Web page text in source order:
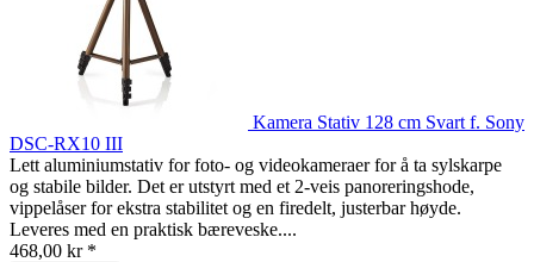
Kamera Stativ 128 cm Svart f. Sony
DSC-RX10 III
Lett aluminiumstativ for foto- og videokameraer for å ta sylskarpe
og stabile bilder. Det er utstyrt med et 2-veis panoreringshode,
vippelåser for ekstra stabilitet og en firedelt, justerbar høyde.
Leveres med en praktisk bæreveske....
468,00 kr *